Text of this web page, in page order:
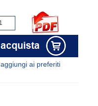
aggiungi ai preferiti